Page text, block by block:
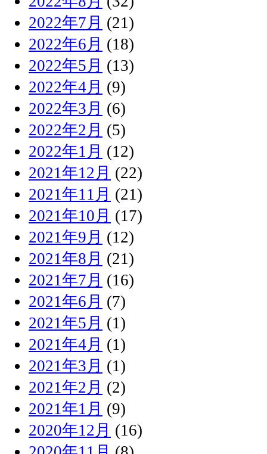
2022年7月 (21)
2022年6月 (18)
2022年5月 (13)
2022年4月 (9)
2022年3月 (6)
2022年2月 (5)
2022年1月 (12)
2021年12月 (22)
2021年11月 (21)
2021年10月 (17)
2021年9月 (12)
2021年8月 (21)
2021年7月 (16)
2021年6月 (7)
2021年5月 (1)
2021年4月 (1)
2021年3月 (1)
2021年2月 (2)
2021年1月 (9)
2020年12月 (16)